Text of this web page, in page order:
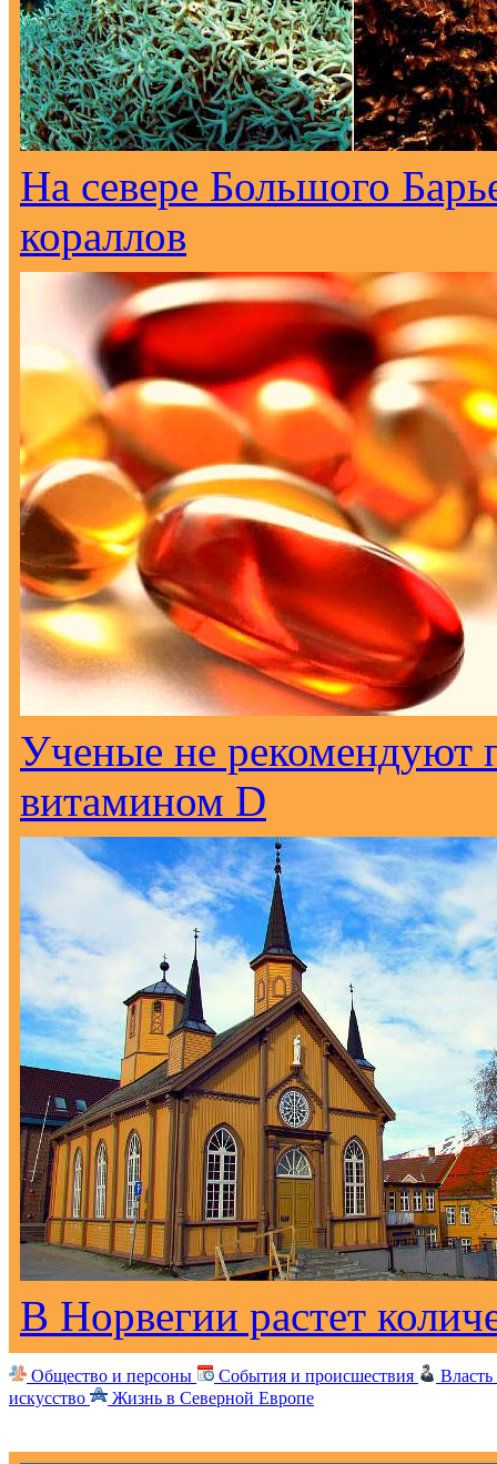
На севере Большого
кораллов
Ученые не рекомендуют
витамином D
В Норвегии растет
Общество и персоны События и происшествия
искусство
Жизнь в Северной Европе